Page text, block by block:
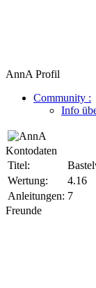
AnnA Profil
Community :
Info
Kontodaten
Titel:
Wertung:
4.16
Anleitungen: 7
Freunde